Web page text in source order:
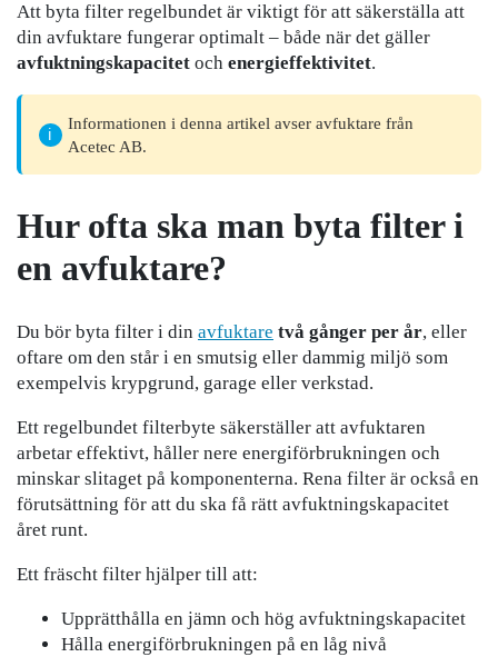
Att byta filter regelbundet är viktigt för att säkerställa att
din avfuktare fungerar optimalt – både när det gäller
avfuktningskapacitet och energieffektivitet.
Informationen i denna artikel avser avfuktare från
Acetec AB.
Hur ofta ska man byta filter i
en avfuktare?
Du bör byta filter i din avfuktare två gånger per år, eller
oftare om den står i en smutsig eller dammig miljö som
exempelvis krypgrund, garage eller verkstad.
Ett regelbundet filterbyte säkerställer att avfuktaren
arbetar effektivt, håller nere energiförbrukningen och
minskar slitaget på komponenterna. Rena filter är också en
förutsättning för att du ska få rätt avfuktningskapacitet
året runt.
Ett fräscht filter hjälper till att:
Upprätthålla en jämn och hög avfuktningskapacitet
Hålla energiförbrukningen på en låg nivå